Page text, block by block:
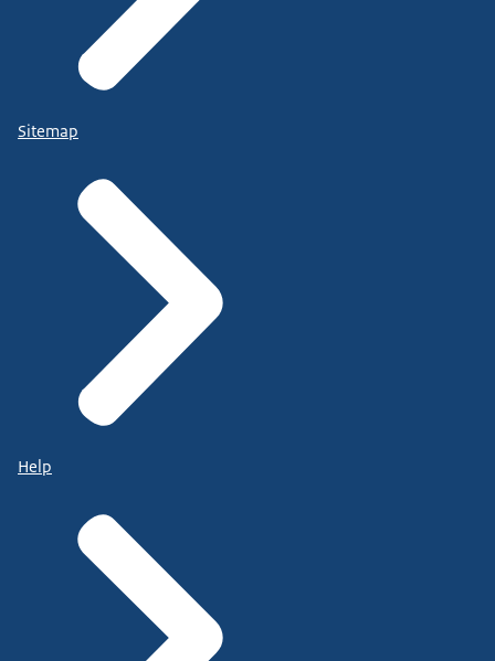
Sitemap
Help